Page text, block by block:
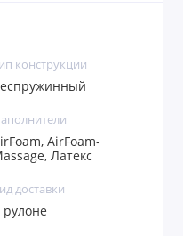
конструкции
AirFoam-
Латекс
доставки
рулоне